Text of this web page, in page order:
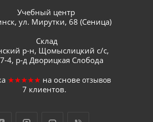
Учебный центр
ул. Мирутки, 68 (Сеница)
Склад
р-н, Щомыслицкий с/с,
4, р-д Дворицкая Слобода
★★★★★ на основе отзывов
7 клиентов.